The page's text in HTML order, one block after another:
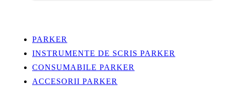
PARKER
INSTRUMENTE DE SCRIS PARKER
CONSUMABILE PARKER
ACCESORII PARKER